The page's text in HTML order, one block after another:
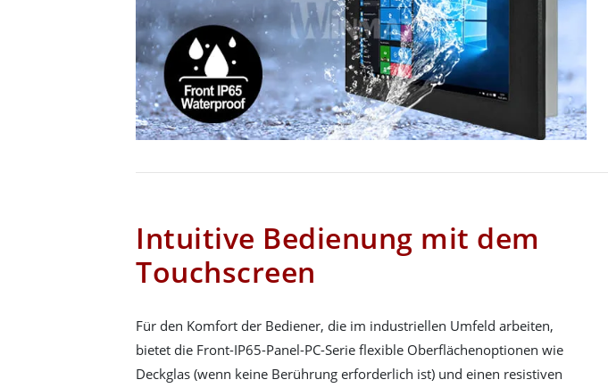
Intuitive Bedienung mit dem
Touchscreen
Für den Komfort der Bediener, die im industriellen Umfeld arbeiten,
bietet die Front-IP65-Panel-PC-Serie flexible Oberflächenoptionen wie
Deckglas (wenn keine Berührung erforderlich ist) und einen resistiven